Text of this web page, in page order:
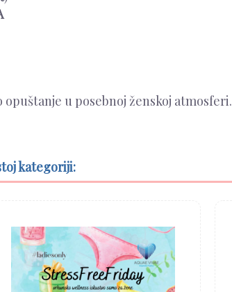
u posebnoj ženskoj atmosferi.
kategoriji: